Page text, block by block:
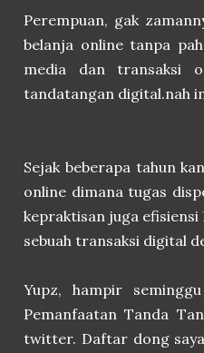
Perempuan, gak
belanja online tanpa
media dan transaksi
tandatangan digital.nah
Sejak beberapa tahun
online dimana tugas
kepraktisan juga efisiensi
sebuah transaksi digital
Yupz, hampir
Pemanfaatan Tanda
twitter. Daftar dong